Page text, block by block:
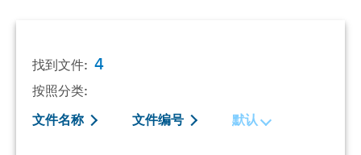
找到文件: 4
按照分类:
文件名称 文件编号 默认